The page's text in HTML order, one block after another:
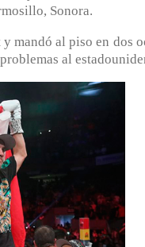
Sonora.
mandó al piso en dos
al